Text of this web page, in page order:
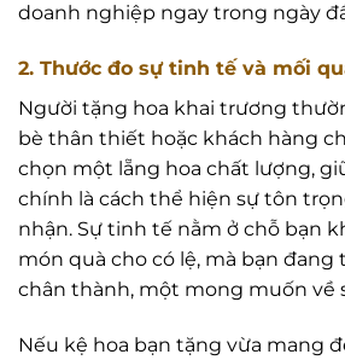
doanh nghiệp ngay trong ngày
2. Thước đo sự tinh tế và mối
Người tặng hoa khai trương
bè thân thiết hoặc khách hàng
chọn một lẵng hoa chất lượng,
chính là cách thể hiện sự tôn
nhận. Sự tinh tế nằm ở chỗ bạn
món quà cho có lệ, mà bạn
chân thành, một mong muốn về
Nếu kệ hoa bạn tặng vừa mang